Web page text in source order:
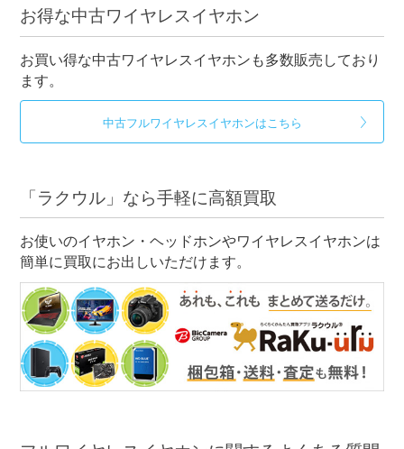
お得な中古ワイヤレスイヤホン
お買い得な中古ワイヤレスイヤホンも多数販売しており
ます。
中古フルワイヤレスイヤホンはこちら
「ラクウル」なら手軽に高額買取
お使いのイヤホン・ヘッドホンやワイヤレスイヤホンは
簡単に買取にお出しいただけます。